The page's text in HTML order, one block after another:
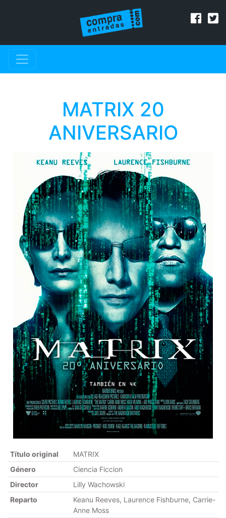
MATRIX 20
ANIVERSARIO
Título original
MATRIX
Género
Ciencia Ficcion
Director
Lilly Wachowski
Reparto
Keanu Reeves, Laurence Fishburne, Carrie-
Anne Moss